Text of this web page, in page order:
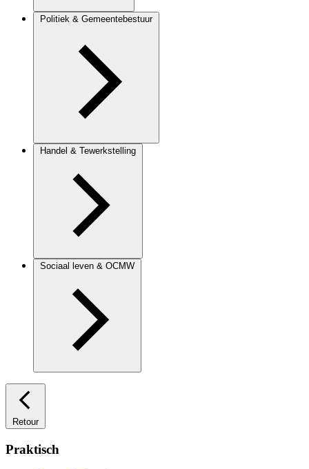
Politiek & Gemeentebestuur
Handel & Tewerkstelling
Sociaal leven & OCMW
Retour
Praktisch